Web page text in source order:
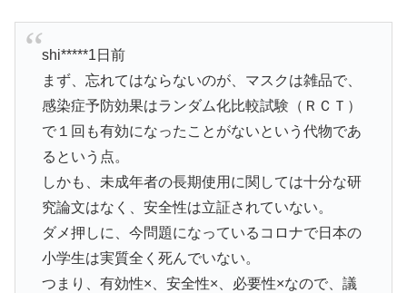
shi*****1日前
まず、忘れてはならないのが、マスクは雑品で、
感染症予防効果はランダム化比較試験（ＲＣＴ）
で１回も有効になったことがないという代物であ
るという点。
しかも、未成年者の長期使用に関しては十分な研
究論文はなく、安全性は立証されていない。
ダメ押しに、今問題になっているコロナで日本の
小学生は実質全く死んでいない。
つまり、有効性×、安全性×、必要性×なので、議